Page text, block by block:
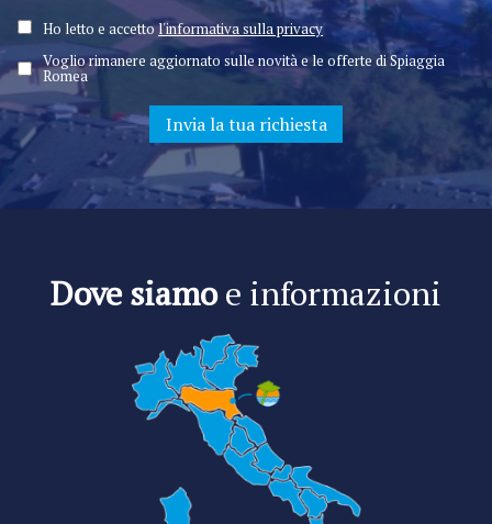
Ho letto e accettol'informativa sulla privacy
Voglio rimanere aggiornato sulle novità e le offerte di Spiaggia
Romea
Dove siamoe informazioni